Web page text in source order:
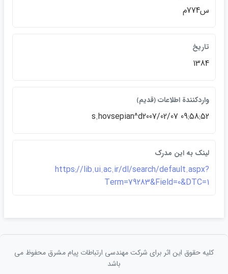
س774م
تاريخ
1384
واردكنندة اطلاعات ﴿قديم﴾
s.hovsepian^d2007/02/07 09:58:52
لينک به اين مدرک
https://lib.ui.ac.ir/dl/search/default.aspx?
Term=79283&Field=0&DTC=1
کلیه حقوق این اثر برای شرکت مهندسی ارتباطات پيام مشرق محفوظ می
باشد